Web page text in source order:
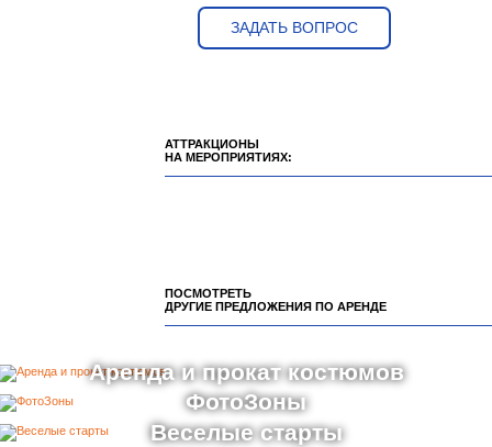
ЗАДАТЬ ВОПРОС
АТТРАКЦИОНЫ
НА МЕРОПРИЯТИЯХ:
ПОСМОТРЕТЬ
ДРУГИЕ ПРЕДЛОЖЕНИЯ ПО АРЕНДЕ
Аренда и прокат костюмов
ФотоЗоны
Веселые старты